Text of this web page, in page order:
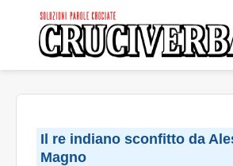
Il re indiano sconfitto da
Magno